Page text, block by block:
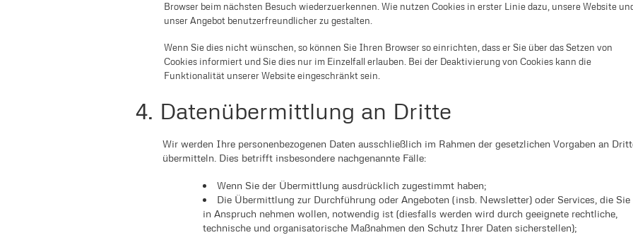
Browser beim nächsten Besuch wiederzuerkennen. Wie nutzen Cookies in erster Linie dazu, unsere Website
unser Angebot benutzerfreundlicher zu gestalten.
Wenn Sie dies nicht wünschen, so können Sie Ihren Browser so einrichten, dass er Sie über das Setzen von
Cookies informiert und Sie dies nur im Einzelfall erlauben. Bei der Deaktivierung von Cookies kann die
Funktionalität unserer Website eingeschränkt sein.
4. Datenübermittlung an Dritte
Wir werden Ihre personenbezogenen Daten ausschließlich im Rahmen der gesetzlichen Vorgaben an
übermitteln. Dies betrifft insbesondere nachgenannte Fälle:
Wenn Sie der Übermittlung ausdrücklich zugestimmt haben;
Die Übermittlung zur Durchführung oder Angeboten (insb. Newsletter) oder Services, die Sie
in Anspruch nehmen wollen, notwendig ist (diesfalls werden wird durch geeignete rechtliche,
technische und organisatorische Maßnahmen den Schutz Ihrer Daten sicherstellen);